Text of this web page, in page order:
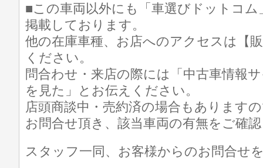
■この車両以外にも「車選びドットコ
掲載しております。
他の在庫車種、お店へのアクセスは【
ください。
問合わせ・来店の際には「中古車情報
を見た」とお伝えください。
店頭商談中・売約済の場合もあります
お問合せ頂き、該当車両の有無をご確
スタッフ一同、お客様からのお問合せ